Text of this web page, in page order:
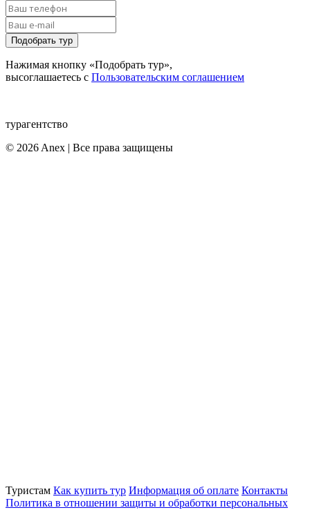
Подобрать тур
Нажимая кнопку «Подобрать тур»,
высоглашаетесь с Пользовательским соглашением
турагентство
© 2026 Anex | Все права защищены
Туристам Как купить тур Информация об оплате Контакты
Политика в отношении защиты и обработки персональных